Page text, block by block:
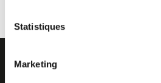
Statistiques
Marketing